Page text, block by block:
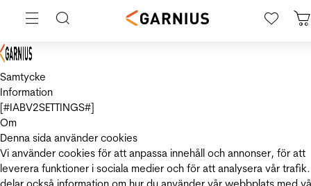
Samtycke
Information
[#IABV2SETTINGS#]
Om
Denna sida använder cookies
Vi använder cookies för att anpassa innehåll och annonser, för att
leverera funktioner i sociala medier och för att analysera vår